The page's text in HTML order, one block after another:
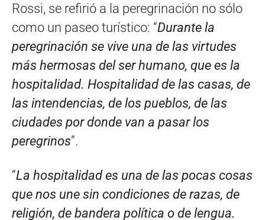
Rossi, se refirió a la peregrinación no sólo
como un paseo turístico: “Durante la
peregrinación se vive una de las virtudes
más hermosas del ser humano, que es la
hospitalidad. Hospitalidad de las casas, de
las intendencias, de los pueblos, de las
ciudades por donde van a pasar los
peregrinos”.
“La hospitalidad es una de las pocas cosas
que nos une sin condiciones de razas, de
religión, de bandera política o de lengua.